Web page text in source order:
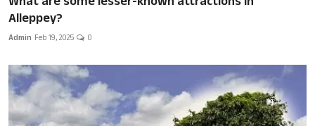
Alleppey?
Admin Feb 19, 2025 0